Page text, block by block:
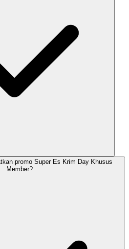
promo Super Es Krim Day Khusus
Member?